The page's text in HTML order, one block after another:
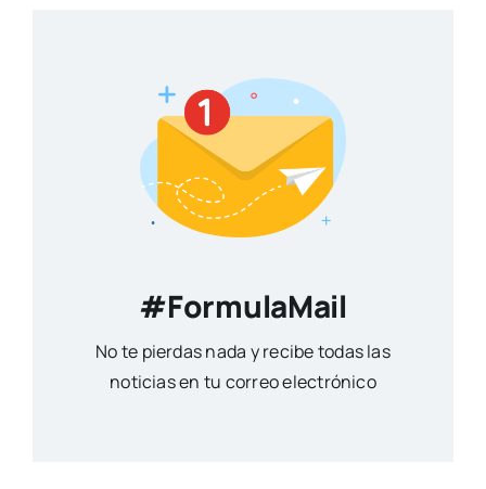
#FormulaMail
No te pierdas nada y recibe todas las
noticias en tu correo electrónico